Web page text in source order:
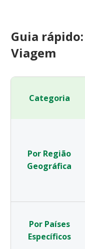
Guia
Viagem
Categoria
Por Região
Geográfica
Por Países
Específicos